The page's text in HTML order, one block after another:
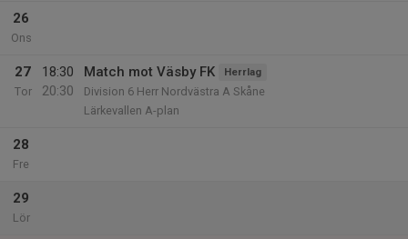
26
Ons
27
Tor
18:30
20:30
Match mot Väsby FK Herrlag
Division 6 Herr Nordvästra A Skåne
Lärkevallen A-plan
28
Fre
29
Lör